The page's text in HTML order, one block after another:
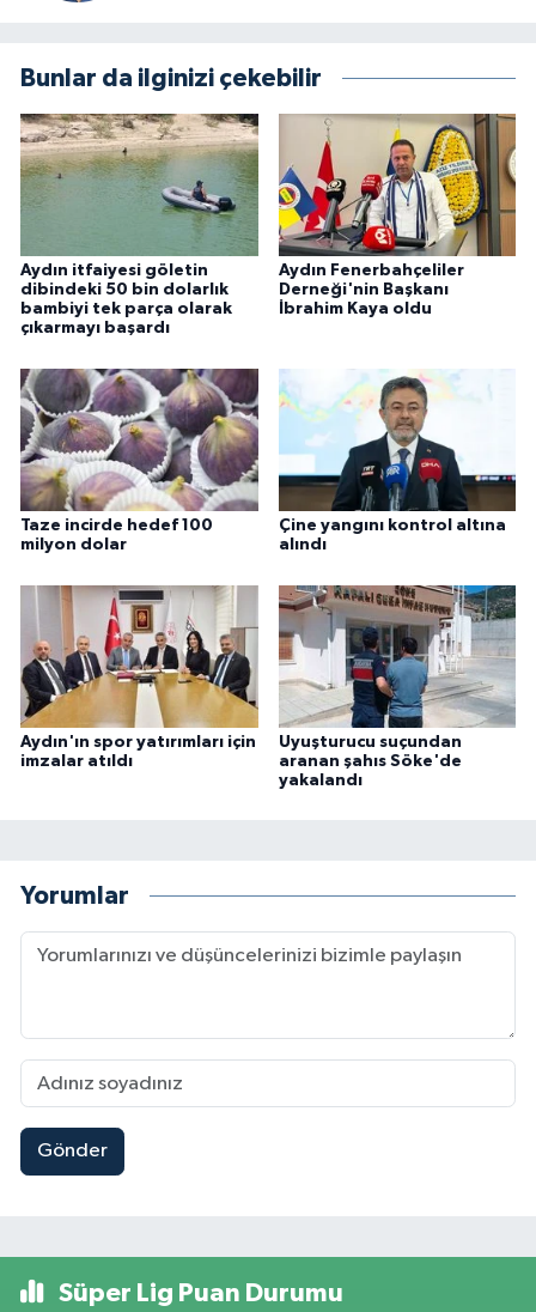
Bunlar da ilginizi çekebilir
Aydın itfaiyesi göletin
dibindeki 50 bin dolarlık
bambiyi tek parça olarak
çıkarmayı başardı
Aydın Fenerbahçeliler
Derneği'nin Başkanı
İbrahim Kaya oldu
Taze incirde hedef 100
milyon dolar
Çine yangını kontrol altına
alındı
Aydın'ın spor yatırımları için
imzalar atıldı
Uyuşturucu suçundan
aranan şahıs Söke'de
yakalandı
Yorumlar
Gönder
Süper Lig Puan Durumu